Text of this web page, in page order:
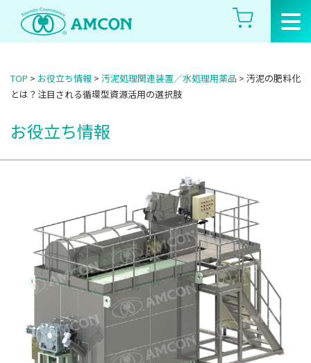
Skip
the
TOP > お役立ち情報 > 汚泥処理関連装置／水処理用薬品 > 汚泥の肥料化
とは？注目される循環型資源活用の選択肢
お役立ち情報